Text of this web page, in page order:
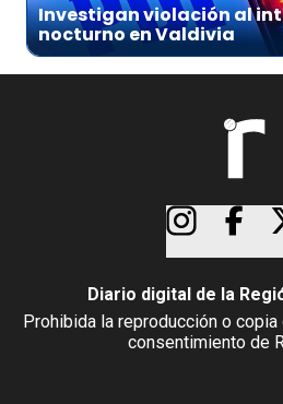
Investigan violación al
nocturno en Valdivia
Diario digital de la
Prohibida la reproducción o
consentimiento de